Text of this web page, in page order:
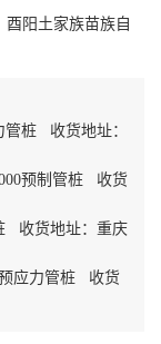
阳土家族苗族自
桩 收货地址：
预制管桩 收货
收货地址：重庆
应力管桩 收货